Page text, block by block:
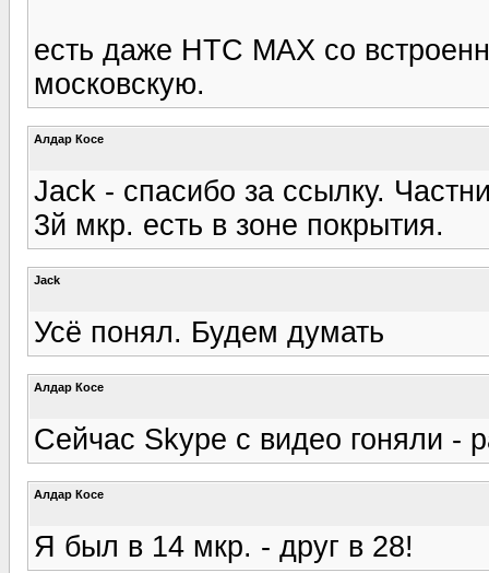
есть даже HTC MAX со
московскую.
Алдар Косе
Jack - спасибо за ссылку.
3й мкр. есть в зоне покрытия.
Jack
Усё понял. Будем думать
Алдар Косе
Сейчас Skype с видео гоняли -
Алдар Косе
Я был в 14 мкр. - друг в 28!